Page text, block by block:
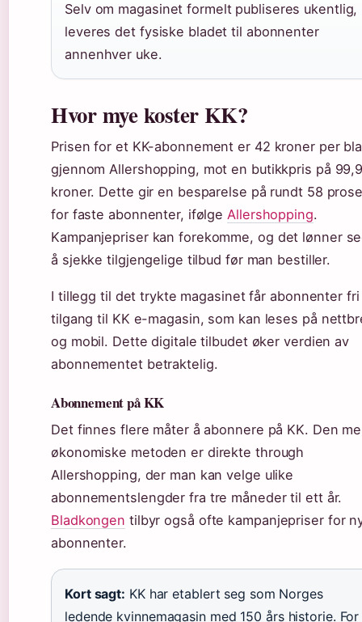
Selv om magasinet formelt publiseres ukentlig,
leveres det fysiske bladet til abonnenter
annenhver uke.
Hvor mye koster KK?
Prisen for et KK-abonnement er 42 kroner per
gjennom Allershopping, mot en butikkpris på
kroner. Dette gir en besparelse på rundt 58
for faste abonnenter, ifølgeAllershopping.
Kampanjepriser kan forekomme, og det lønner
å sjekke tilgjengelige tilbud før man bestiller.
I tillegg til det trykte magasinet får abonnenter fri
tilgang til KK e-magasin, som kan leses på
og mobil. Dette digitale tilbudet øker verdien av
abonnementet betraktelig.
Abonnement på KK
Det finnes flere måter å abonnere på KK. Den
økonomiske metoden er direkte through
Allershopping, der man kan velge ulike
abonnementslengder fra tre måneder til ett år.
Bladkongen tilbyr også ofte kampanjepriser for
abonnenter.
Kort sagt: KK har etablert seg som Norges
ledende kvinnemagasin med 150 års historie. For